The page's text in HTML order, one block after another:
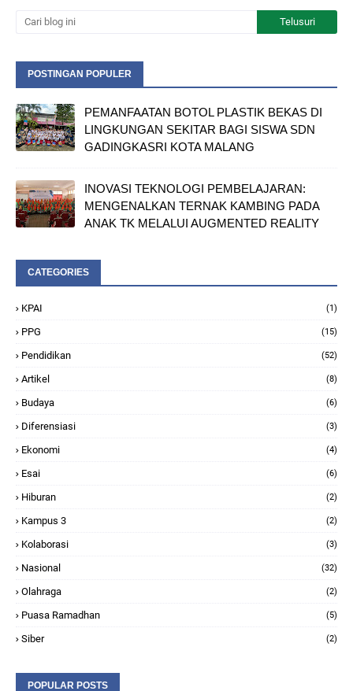
POSTINGAN POPULER
PEMANFAATAN BOTOL PLASTIK BEKAS DI
LINGKUNGAN SEKITAR BAGI SISWA SDN
GADINGKASRI KOTA MALANG
INOVASI TEKNOLOGI PEMBELAJARAN:
MENGENALKAN TERNAK KAMBING PADA
ANAK TK MELALUI AUGMENTED REALITY
CATEGORIES
KPAI (1)
PPG (15)
Pendidikan (52)
Artikel (8)
Budaya (6)
Diferensiasi (3)
Ekonomi (4)
Esai (6)
Hiburan (2)
Kampus 3 (2)
Kolaborasi (3)
Nasional (32)
Olahraga (2)
Puasa Ramadhan (5)
Siber (2)
POPULAR POSTS